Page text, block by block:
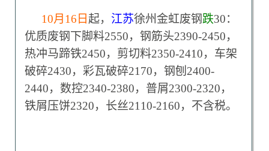
10月16日 起， 江苏徐州金虹废钢跌30：
优质废钢下脚料2550，钢筋头2390-2450，
热冲马蹄铁2450，剪切料2350-2410，车架
破碎2430，彩瓦破碎2170，钢刨2400-
2440，数控2340-2380，普屑2300-2320，
铁屑压饼2320，长丝2110-2160，不含税。